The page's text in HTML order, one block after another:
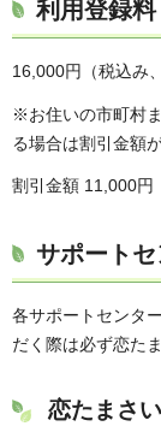
利用登録料
16,000円（税込み
※お住いの市町村
る場合は割引金額
割引金額 11,000円
サポート
各サポートセンタ
だく際は必ず恋た
恋たまさ